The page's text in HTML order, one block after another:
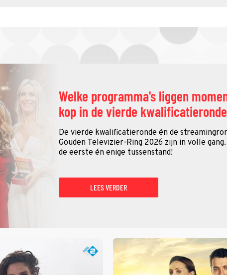
Welke programma's liggen
kop in de vierde
De vierde kwalificatieronde én de
Gouden Televizier-Ring 2026 zijn in volle
de eerste én enige tussenstand!
LEES VERDER